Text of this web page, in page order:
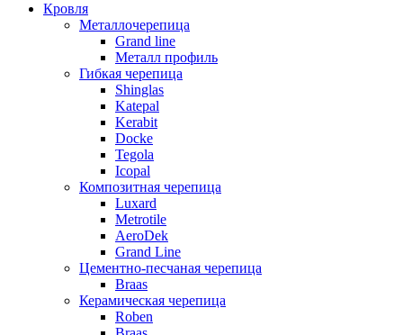
Кровля
Металлочерепица
Grand line
Металл профиль
Гибкая черепица
Shinglas
Katepal
Kerabit
Docke
Tegola
Icopal
Композитная черепица
Luxard
Metrotile
AeroDek
Grand Line
Цементно-песчаная черепица
Braas
Керамическая черепица
Roben